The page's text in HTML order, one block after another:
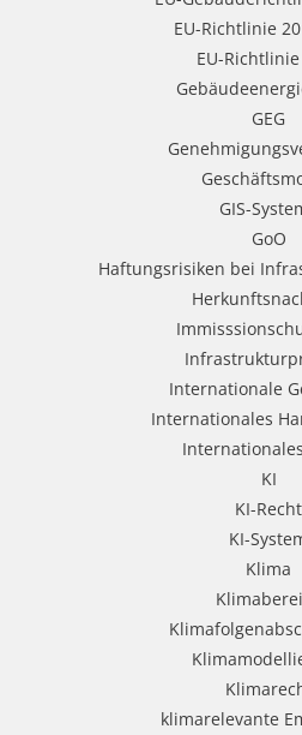
EU-Richtlinie
EU-Richtlinie
GEG
GIS-
GoO
Haftungsrisiken bei
Internationale
Internationales
KI
KI-Recht
KI-
Klima
klimarelevante